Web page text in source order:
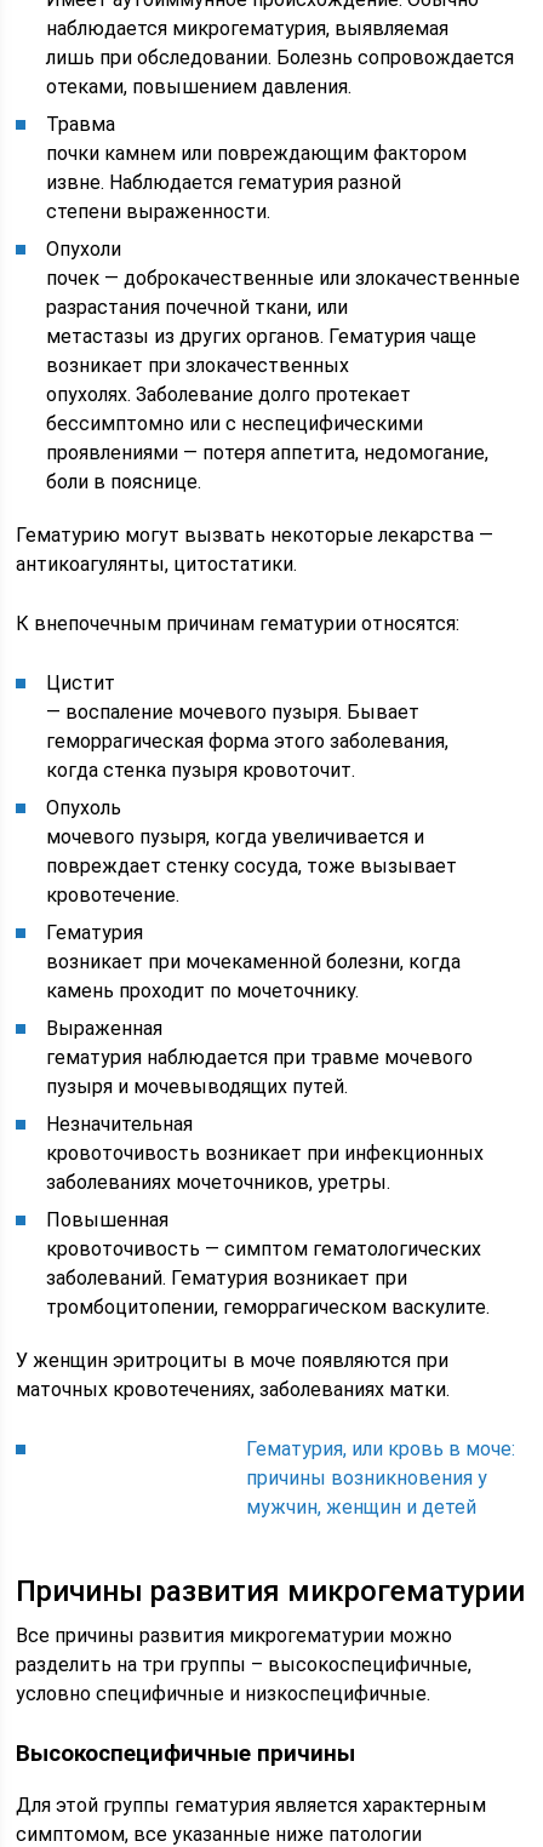
наблюдается микрогематурия, выявляемая
лишь при обследовании. Болезнь сопровождается
отеками, повышением давления.
Травма
почки камнем или повреждающим фактором
извне. Наблюдается гематурия разной
степени выраженности.
Опухоли
почек — доброкачественные или злокачественные
разрастания почечной ткани, или
метастазы из других органов. Гематурия чаще
возникает при злокачественных
опухолях. Заболевание долго протекает
бессимптомно или с неспецифическими
проявлениями — потеря аппетита, недомогание,
боли в пояснице.
Гематурию могут вызвать некоторые лекарства —
антикоагулянты, цитостатики.
К внепочечным причинам гематурии относятся:
Цистит
— воспаление мочевого пузыря. Бывает
геморрагическая форма этого заболевания,
когда стенка пузыря кровоточит.
Опухоль
мочевого пузыря, когда увеличивается и
повреждает стенку сосуда, тоже вызывает
кровотечение.
Гематурия
возникает при мочекаменной болезни, когда
камень проходит по мочеточнику.
Выраженная
гематурия наблюдается при травме мочевого
пузыря и мочевыводящих путей.
Незначительная
кровоточивость возникает при инфекционных
заболеваниях мочеточников, уретры.
Повышенная
кровоточивость — симптом гематологических
заболеваний. Гематурия возникает при
тромбоцитопении, геморрагическом васкулите.
У женщин эритроциты в моче появляются при
маточных кровотечениях, заболеваниях матки.
Гематурия, или кровь в моче:
причины возникновения у
мужчин, женщин и детей
Причины развития микрогематурии
Все причины развития микрогематурии можно
разделить на три группы – высокоспецифичные,
условно специфичные и низкоспецифичные.
Высокоспецифичные причины
Для этой группы гематурия является характерным
симптомом, все указанные ниже патологии